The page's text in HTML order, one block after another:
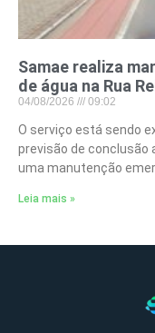
Samae realiza
de água na Rua
04/08/2026 09:02
O serviço está sendo
previsão de conclusão
uma manutenção
Leia mais »